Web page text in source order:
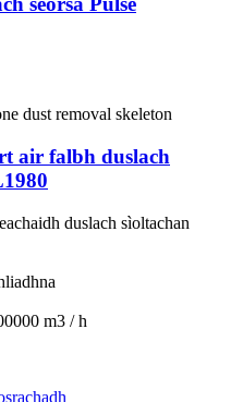
air falbh duslach
duslach sìoltachan
m3 / h